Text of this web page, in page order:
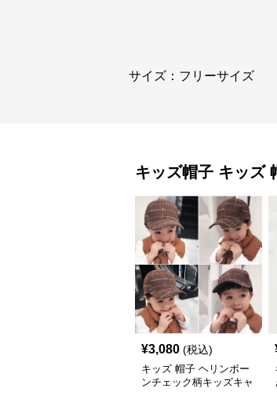
サイズ：フリーサイズ
キッズ帽子 キッズ
¥3,080 (税込)
キッズ 帽子 ヘリンボー
ンチェック柄キッズキャ